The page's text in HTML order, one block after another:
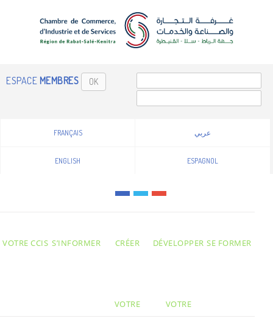
ESPACE MEMBRES OK
FRANÇAIS عربي
ENGLISH ESPAGNOL
VOTRE CCIS S’INFORMER CRÉER
VOTRE
DÉVELOPPER
VOTRE
SE FORMER